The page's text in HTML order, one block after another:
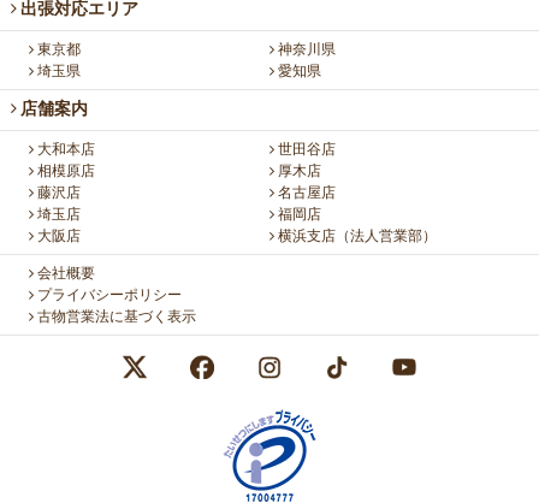
出張対応エリア
東京都
神奈川県
埼玉県
愛知県
店舗案内
大和本店
世田谷店
相模原店
厚木店
藤沢店
名古屋店
埼玉店
福岡店
大阪店
横浜支店（法人営業部）
会社概要
プライバシーポリシー
古物営業法に基づく表示